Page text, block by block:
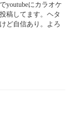
youtubeにカラオケ
稿してます。ヘタ
ど自信あり。よろ